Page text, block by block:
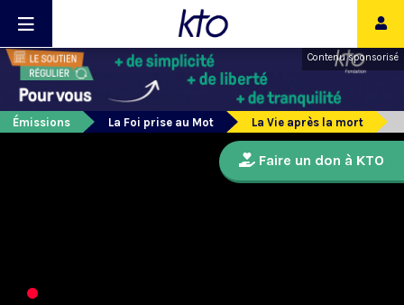
Contenu sponsorisé
Émissions La Foi prise au Mot La Vie après la mort
Faire un don à KTO